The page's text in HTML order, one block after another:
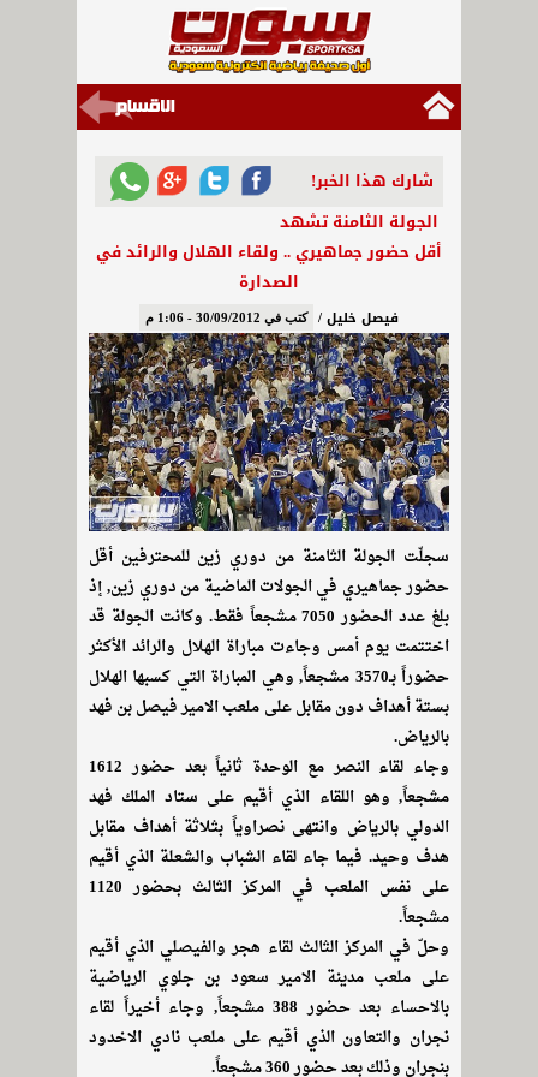
شارك هذا الخبر!
الجولة الثامنة تشهد
أقل حضور جماهيري .. ولقاء الهلال والرائد في
الصدارة
فيصل خليل / كتب في 30/09/2012 - 1:06 م
سجلّت الجولة الثامنة من دوري زين للمحترفين أقل
حضور جماهيري في الجولات الماضية من دوري زين, إذ
بلغ عدد الحضور 7050 مشجعاً فقط. وكانت الجولة قد
اختتمت يوم أمس وجاءت مباراة الهلال والرائد الأكثر
حضوراً بـ3570 مشجعاً, وهي المباراة التي كسبها الهلال
بستة أهداف دون مقابل على ملعب الامير فيصل بن فهد
بالرياض.
وجاء لقاء النصر مع الوحدة ثانياً بعد حضور 1612
مشجعاً, وهو اللقاء الذي أقيم على ستاد الملك فهد
الدولي بالرياض وانتهى نصراوياً بثلاثة أهداف مقابل
هدف وحيد. فيما جاء لقاء الشباب والشعلة الذي أقيم
على نفس الملعب في المركز الثالث بحضور 1120
مشجعاً.
وحلّ في المركز الثالث لقاء هجر والفيصلي الذي أقيم
على ملعب مدينة الامير سعود بن جلوي الرياضية
بالاحساء بعد حضور 388 مشجعاً, وجاء أخيراً لقاء
نجران والتعاون الذي أقيم على ملعب نادي الاخدود
بنجران وذلك بعد حضور 360 مشجعاً.